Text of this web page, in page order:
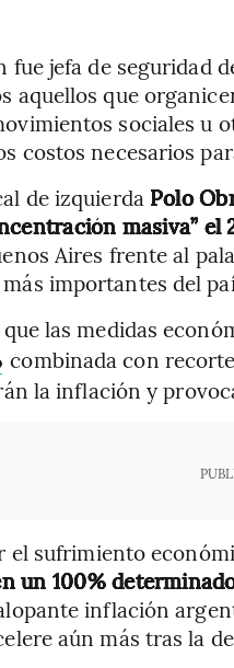
fue jefa de seguridad
aquellos que
sociales u
costos necesarios
de izquierda Polo
masiva” el
Aires frente al
importantes del
las medidas
combinada con
la inflación y
el sufrimiento
un 100%
inflación
aún más tras la